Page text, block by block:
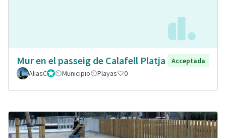
Mur en el passeig de Calafell Platja
Acceptada
AliasCGestorMunicipio Playas 0